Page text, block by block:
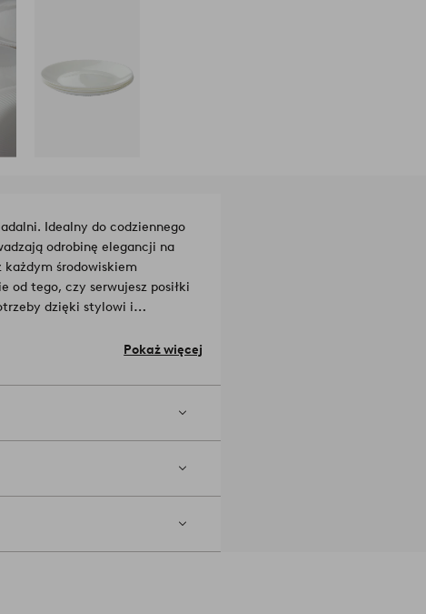
Idealny do codziennego
odrobinę elegancji na
każdym środowiskiem
od tego, czy serwujesz posiłki
dzięki stylowi i
Pokaż więcej